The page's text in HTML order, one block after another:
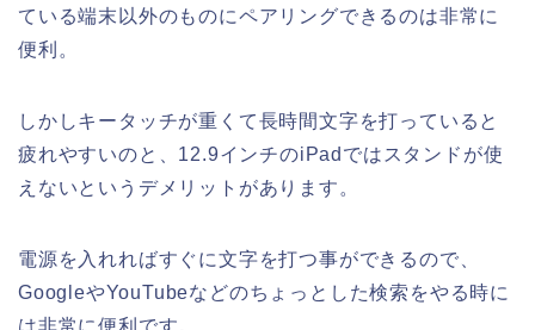
ている端末以外のものにペアリングできるのは非常に
便利。
しかしキータッチが重くて長時間文字を打っていると
疲れやすいのと、12.9インチのiPadではスタンドが使
えないというデメリットがあります。
電源を入れればすぐに文字を打つ事ができるので、
GoogleやYouTubeなどのちょっとした検索をやる時に
は非常に便利です。